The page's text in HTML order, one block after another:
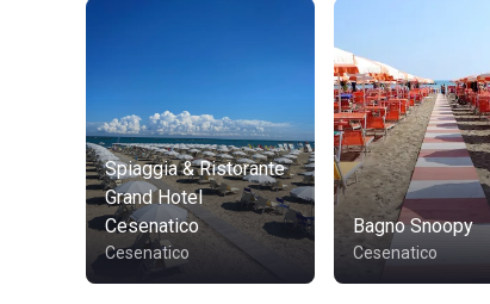
Spiaggia & Ristorante
Grand Hotel
Cesenatico
Cesenatico
Bagno Snoopy
Cesenatico